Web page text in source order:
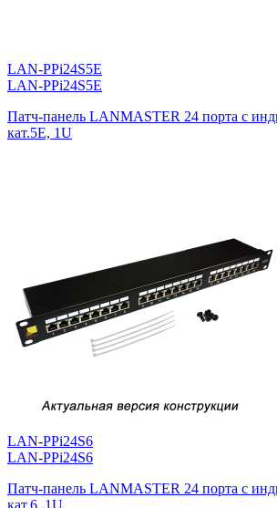
LAN-PPi24S5E
LAN-PPi24S5E
Патч-панель LANMASTER 24 порта с
кат.5E, 1U
LAN-PPi24S6
LAN-PPi24S6
Патч-панель LANMASTER 24 порта с
кат.6, 1U